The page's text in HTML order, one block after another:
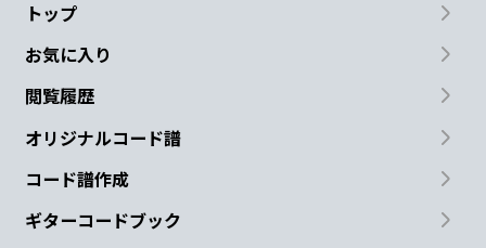
トップ
お気に入り
閲覧履歴
オリジナルコード譜
コード譜作成
ギターコードブック